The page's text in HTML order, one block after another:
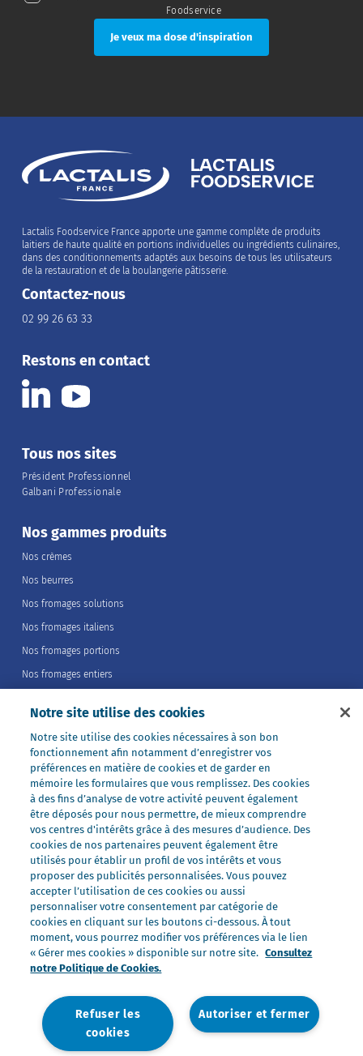
Foodservice
Lactalis Foodservice France apporte une gamme complète de produits
laitiers de haute qualité en portions individuelles ou ingrédients culinaires,
dans des conditionnements adaptés aux besoins de tous les utilisateurs
de la restauration et de la boulangerie pâtisserie.
Contactez-nous
02 99 26 63 33
Restons en contact
Tous nos sites
Président Professionnel
Galbani Professionale
Nos gammes produits
Nos crèmes
Nos beurres
Nos fromages solutions
Nos fromages italiens
Nos fromages portions
Nos fromages entiers
Nos laits
Nos marques
Président Professionnel
Galbani Professionale
Lactel Professionnel
Société Professionnel
Salakis Professionnel
Nous rejoindre
Rejoindre le Groupe Lactalis
Les métiers du Foodservice
Nous contacter Mentions légales
Notre site utilise des cookies
Notre site utilise des cookies nécessaires à son bon
fonctionnement afin notamment d’enregistrer vos
préférences en matière de cookies et de garder en
mémoire les formulaires que vous remplissez. Des cookies
à des fins d’analyse de votre activité peuvent également
être déposés pour nous permettre, de mieux comprendre
vos centres d'intérêts grâce à des mesures d’audience. Des
cookies de nos partenaires peuvent également être
utilisés pour établir un profil de vos intérêts et vous
proposer des publicités personnalisées. Vous pouvez
accepter l’utilisation de ces cookies ou aussi
personnaliser votre consentement par catégorie de
cookies en cliquant sur les boutons ci-dessous. À tout
moment, vous pourrez modifier vos préférences via le lien
« Gérer mes cookies » disponible sur notre site. Consultez
notre Politique de Cookies.
Autoriser et fermer
Refuser les
cookies